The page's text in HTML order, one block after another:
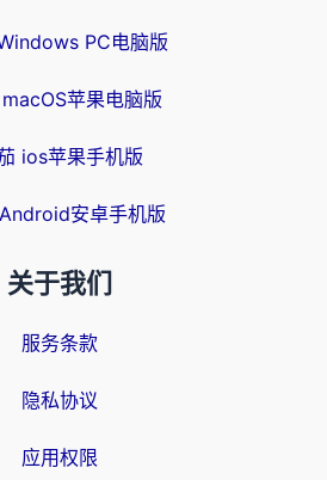
PC电脑版
苹果电脑版
ios苹果手机版
安卓手机版
关于我们
服务条款
隐私协议
应用权限